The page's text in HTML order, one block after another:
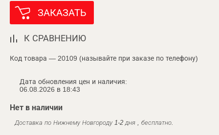
ЗАКАЗАТЬ
К СРАВНЕНИЮ
Код товара — 20109 (называйте при заказе по телефону)
Дата обновления цен и наличия:
06.08.2026 в 18:43
Нет в наличии
Доставка по Нижнему Новгороду 1-2 дня , бесплатно.